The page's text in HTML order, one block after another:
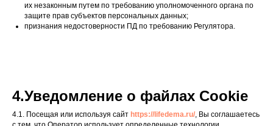
их незаконным путем по требованию уполномоченного органа по
защите прав субъектов персональных данных;
признания недостоверности ПД по требованию Регулятора.
4.Уведомление о файлах Cookie
4.1. Посещая или используя сайт https://lifedema.ru/, Вы соглашаетесь